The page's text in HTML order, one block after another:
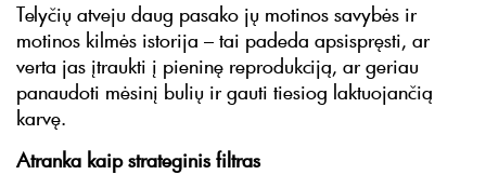
Telyčių atveju daug pasako jų motinos savybės ir
motinos kilmės istorija – tai padeda apsispręsti, ar
verta jas įtraukti į pieninę reprodukciją, ar geriau
panaudoti mėsinį bulių ir gauti tiesiog laktuojančią
karvę.
Atranka kaip strateginis filtras